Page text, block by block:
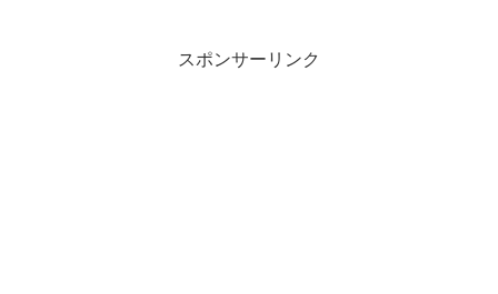
スポンサーリンク